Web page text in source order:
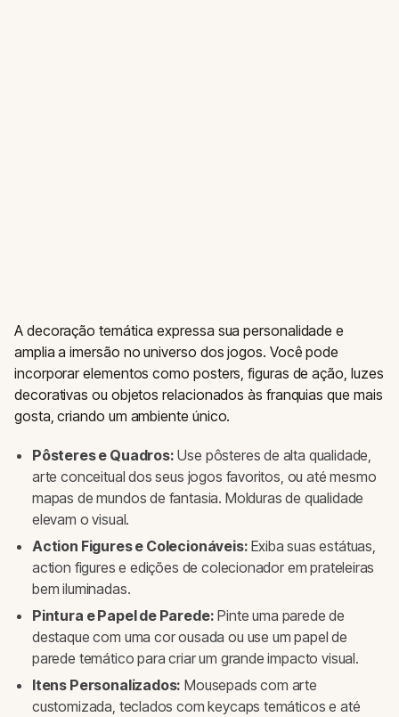
A decoração temática expressa sua personalidade e
amplia a imersão no universo dos jogos. Você pode
incorporar elementos como posters, figuras de ação, luzes
decorativas ou objetos relacionados às franquias que mais
gosta, criando um ambiente único.
Pôsteres e Quadros: Use pôsteres de alta qualidade,
arte conceitual dos seus jogos favoritos, ou até mesmo
mapas de mundos de fantasia. Molduras de qualidade
elevam o visual.
Action Figures e Colecionáveis: Exiba suas estátuas,
action figures e edições de colecionador em prateleiras
bem iluminadas.
Pintura e Papel de Parede: Pinte uma parede de
destaque com uma cor ousada ou use um papel de
parede temático para criar um grande impacto visual.
Itens Personalizados: Mousepads com arte
customizada, teclados com keycaps temáticos e até